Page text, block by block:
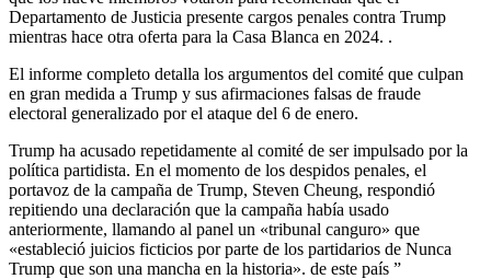
Departamento de Justicia presente cargos penales contra Trump
mientras hace otra oferta para la Casa Blanca en 2024. .
El informe completo detalla los argumentos del comité que culpan
en gran medida a Trump y sus afirmaciones falsas de fraude
electoral generalizado por el ataque del 6 de enero.
Trump ha acusado repetidamente al comité de ser impulsado por la
política partidista. En el momento de los despidos penales, el
portavoz de la campaña de Trump, Steven Cheung, respondió
repitiendo una declaración que la campaña había usado
anteriormente, llamando al panel un «tribunal canguro» que
«estableció juicios ficticios por parte de los partidarios de Nunca
Trump que son una mancha en la historia». de este país ”